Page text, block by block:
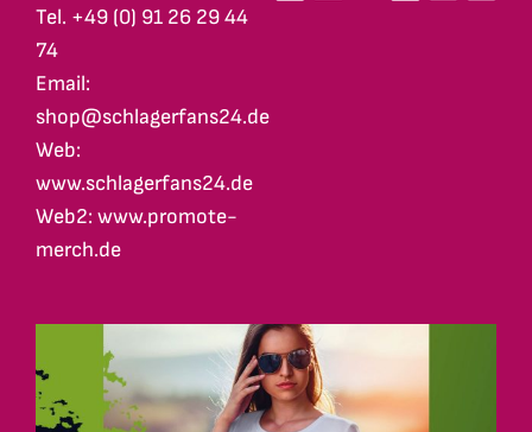
Tel. +49 (0) 91 26 29 44
74
Email:
shop@schlagerfans24.de
Web:
www.schlagerfans24.de
Web2: www.promote-
merch.de